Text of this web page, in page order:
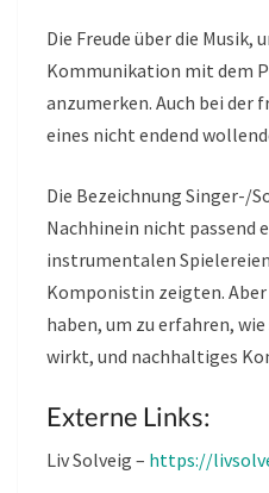
Die Freude über die Musik,
Kommunikation mit dem
anzumerken. Auch bei
eines nicht endend
Die Bezeichnung Singer-/
Nachhinein nicht passend
instrumentalen
Komponistin zeigten.
haben, um zu erfahren,
wirkt, und nachhaltiges
Externe Links:
Liv Solveig – https://